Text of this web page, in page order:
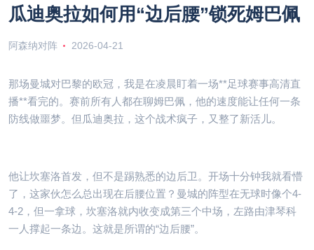
瓜迪奥拉如何用“边后腰”锁死姆巴佩
阿森纳对阵 2026-04-21
那场曼城对巴黎的欧冠，我是在凌晨盯着一场**足球赛事高清直
播**看完的。赛前所有人都在聊姆巴佩，他的速度能让任何一条
防线做噩梦。但瓜迪奥拉，这个战术疯子，又整了新活儿。
他让坎塞洛首发，但不是踢熟悉的边后卫。开场十分钟我就看懵
了，这家伙怎么总出现在后腰位置？曼城的阵型在无球时像个4-
4-2，但一拿球，坎塞洛就内收变成第三个中场，左路由津琴科
一人撑起一条边。这就是所谓的“边后腰”。